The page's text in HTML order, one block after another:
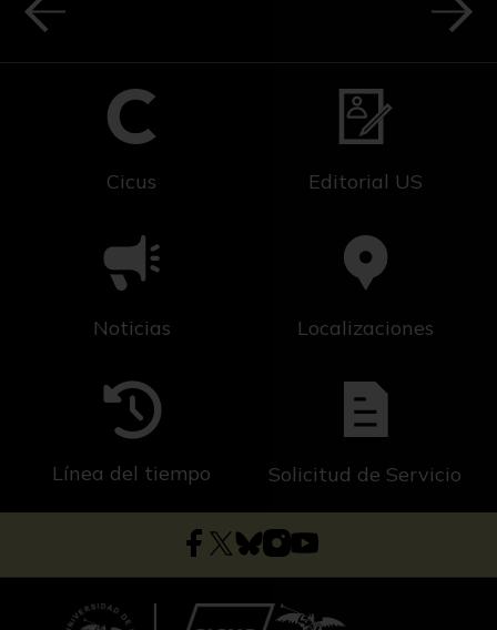
Cicus Editorial US
Noticias Localizaciones
Línea del tiempo Solicitud de Servicio